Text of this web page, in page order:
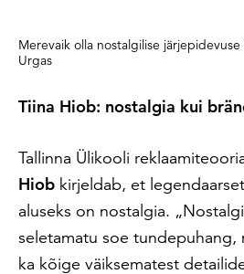
Merevaik olla nostalgilise
Urgas
Tiina Hiob: nostalgia kui
Tallinna Ülikooli
Hiob kirjeldab, et
aluseks on nostalgia.
seletamatu soe tundepuhang,
ka kõige väiksematest